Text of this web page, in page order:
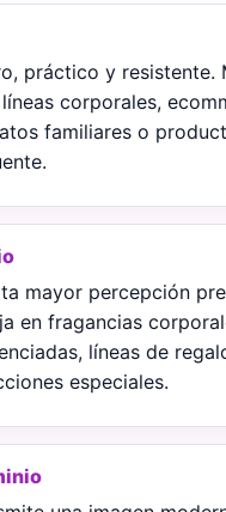
práctico y resistente.
corporales,
familiares o
mayor percepción
en fragancias
líneas de
especiales.